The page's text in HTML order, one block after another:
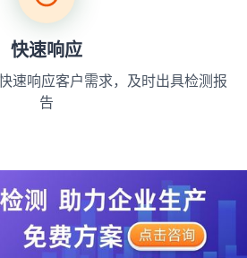
快速响应
速响应客户需求，及时出具检测报
告